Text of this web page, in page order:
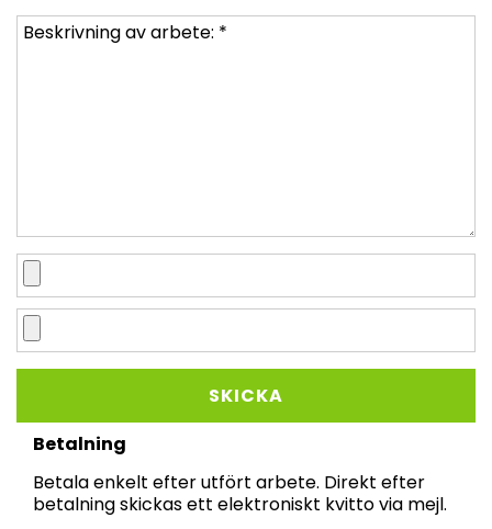
Betalning
Betala enkelt efter utfört arbete. Direkt efter
betalning skickas ett elektroniskt kvitto via mejl.